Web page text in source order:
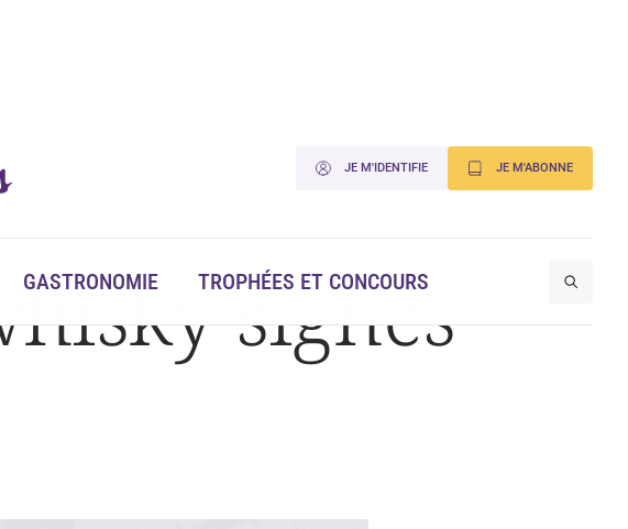
JE M'IDENTIFIE JE M'ABONNE
GASTRONOMIE TROPHÉES ET CONCOURS
signés